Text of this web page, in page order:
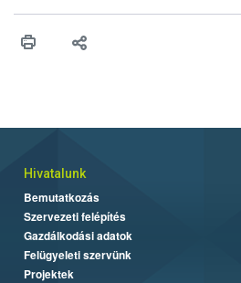
vonni az ebek viselkedésének
Hivatalunk
Bemutatkozás
Szervezeti felépítés
Gazdálkodási adatok
Felügyeleti szervünk
Projektek